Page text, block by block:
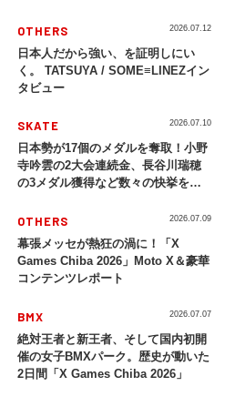
OTHERS
日本人だから強い、を証明しにい
く。 TATSUYA / SOME≡LINEZイン
タビュー
2026.07.12
SKATE
日本勢が17個のメダルを奪取！小野
寺吟雲の2大会連続金、長谷川瑞穂
の3メダル獲得など数々の快挙をプ
2026」
2026.07.10
OTHERS
幕張メッセが熱狂の渦に！「X
Games Chiba 2026」Moto X＆豪華
コンテンツレポート
2026.07.09
BMX
絶対王者と新王者、そして国内初開
催の女子BMXパーク。歴史が動いた
2日間「X Games Chiba 2026」
2026.07.07